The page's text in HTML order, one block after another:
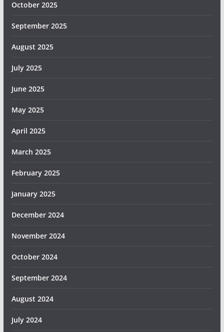
October 2025
September 2025
August 2025
July 2025
June 2025
May 2025
April 2025
March 2025
February 2025
January 2025
December 2024
November 2024
October 2024
September 2024
August 2024
July 2024